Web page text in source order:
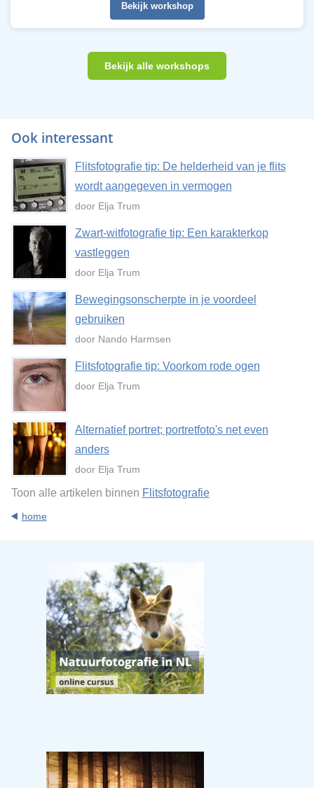
Bekijk workshop
Bekijk alle workshops
Ook interessant
Flitsfotografie tip: De helderheid van je flits
wordt aangegeven in vermogen
door Elja Trum
Zwart-witfotografie tip: Een karakterkop
vastleggen
door Elja Trum
Bewegingsonscherpte in je voordeel
gebruiken
door Nando Harmsen
Flitsfotografie tip: Voorkom rode ogen
door Elja Trum
Alternatief portret; portretfoto's net even
anders
door Elja Trum
Toon alle artikelen binnen Flitsfotografie
home